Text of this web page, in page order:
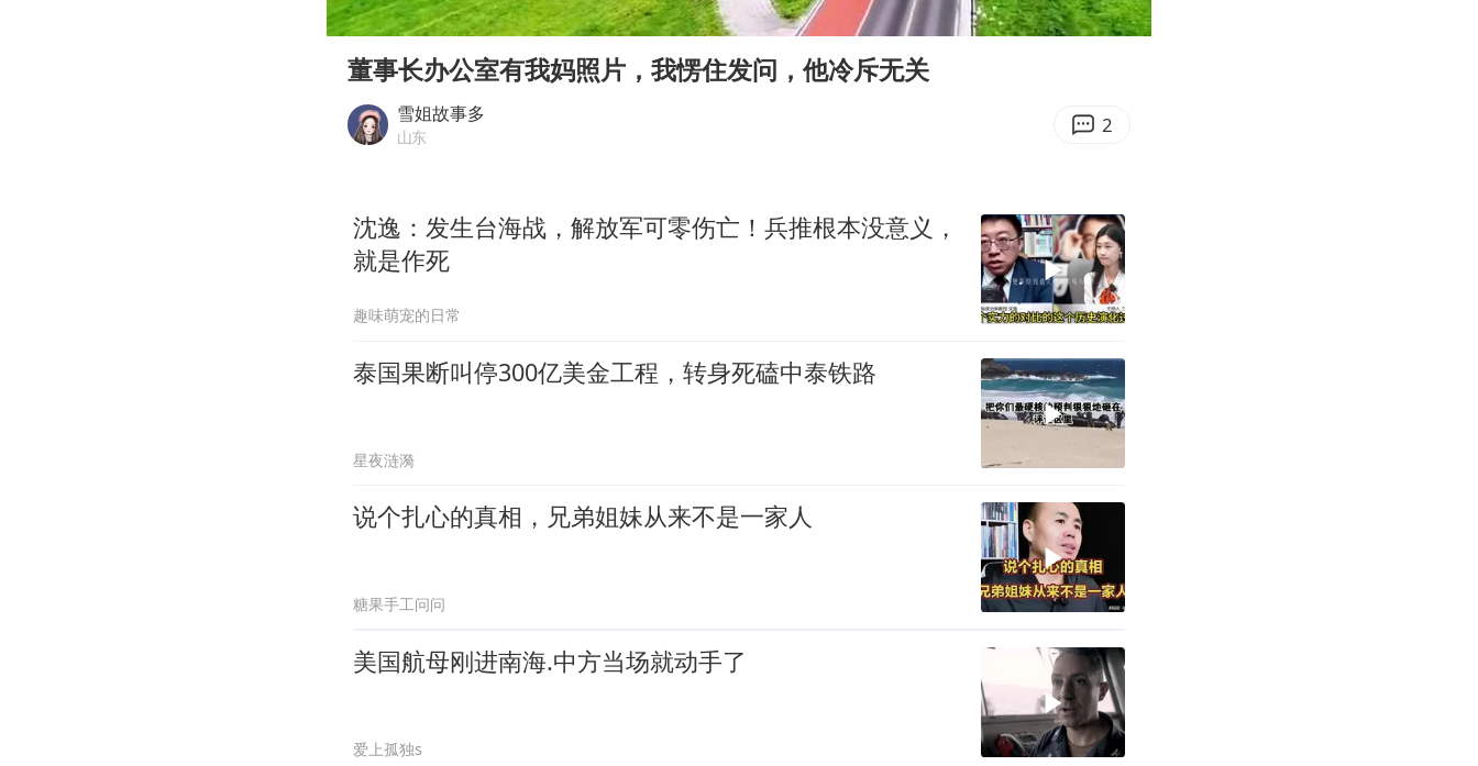
国足U17与阿森纳决赛取消 并列冠军
上门女婿出轨女邻居多年被判重婚罪
王艺迪2-4不敌张本美和止步4强
Play
00:00 18:18
Enter
董事长办公室有我妈照片，我愣住发问，他冷斥无关
雪姐故事多
山东 2
沈逸：发生台海战，解放军可零伤亡！兵推根本没意义，
就是作死
趣味萌宠的日常
泰国果断叫停300亿美金工程，转身死磕中泰铁路
星夜涟漪
说个扎心的真相，兄弟姐妹从来不是一家人
糖果手工问问
美国航母刚进南海.中方当场就动手了
爱上孤独s